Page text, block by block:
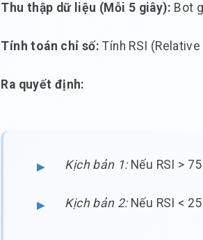
Thu thập dữ liệu (Mỗi 5 giây): Bot
Tính toán chỉ số: Tính RSI
Ra quyết định:
Kịch bản 1:Nếu RSI >
Kịch bản 2:Nếu RSI <